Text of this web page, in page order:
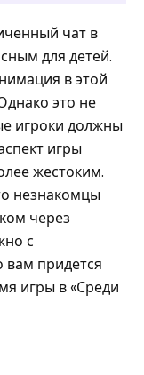
чат в
для детей.
в этой
это не
игроки должны
игры
жестоким.
незнакомцы
через
с
придется
игры в «Среди